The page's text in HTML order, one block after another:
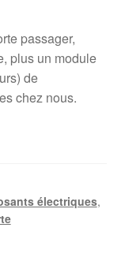
passager,
plus un module
de
chez nous.
électriques,